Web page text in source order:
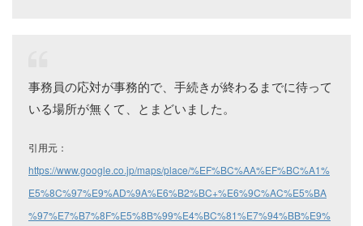
事務員の応対が事務的で、手続きが終わるまでに待って
いる場所が無くて、とまどいました。
引用元：
https://www.google.co.jp/maps/place/%EF%BC%AA%EF%BC%A1%
E5%8C%97%E9%AD%9A%E6%B2%BC+%E6%9C%AC%E5%BA
%97%E7%B7%8F%E5%8B%99%E4%BC%81%E7%94%BB%E9%